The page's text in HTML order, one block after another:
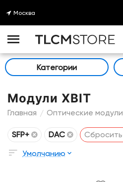
Москва
Категории
Модули XBIT
Главная / Оптические модули
SFP+ DAC
Сбросить
Умолчанию